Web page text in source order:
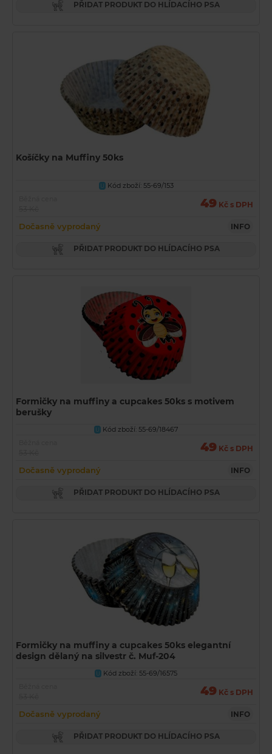
PŘIDAT PRODUKT DO HLÍDACÍHO PSA
Košíčky na Muffiny 50ks
U Kód zboží: 55-69/153
49 Kč s DPH
Dočasně vyprodaný INFO
PŘIDAT PRODUKT DO HLÍDACÍHO PSA
Formičky na muffiny a cupcakes 50ks s motivem
berušky
U
Kód zboží: 55-69/18467
49 Kč s DPH
Dočasně vyprodaný INFO
PŘIDAT PRODUKT DO HLÍDACÍHO PSA
Formičky na muffiny a cupcakes 50ks elegantní
design dělaný na silvestr č. Muf-204
U
Kód zboží: 55-69/16575
49 Kč s DPH
Dočasně vyprodaný INFO
PŘIDAT PRODUKT DO HLÍDACÍHO PSA